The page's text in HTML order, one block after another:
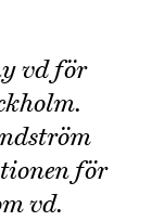
vd för
för
vd.